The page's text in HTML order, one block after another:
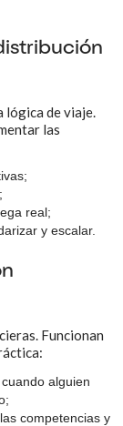
lógica de viaje.
las
real;
y escalar.
Funcionan
alguien
competencias y